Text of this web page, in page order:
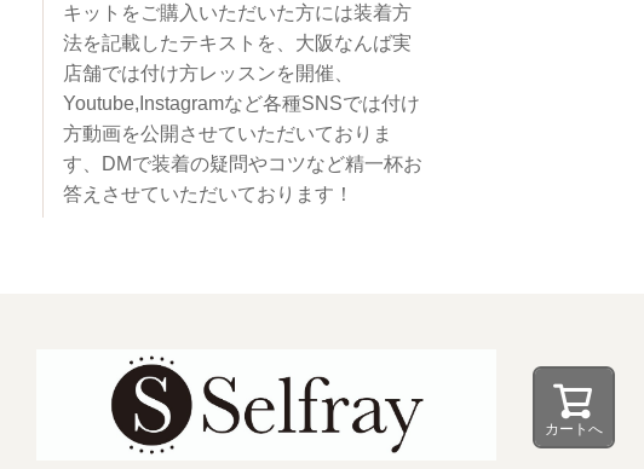
カートへ
キットをご購入いただいた方には装着方
法を記載したテキストを、大阪なんば実
店舗では付け方レッスンを開催、
Youtube,Instagramなど各種SNSでは付け
方動画を公開させていただいておりま
す、DMで装着の疑問やコツなど精一杯お
答えさせていただいております！